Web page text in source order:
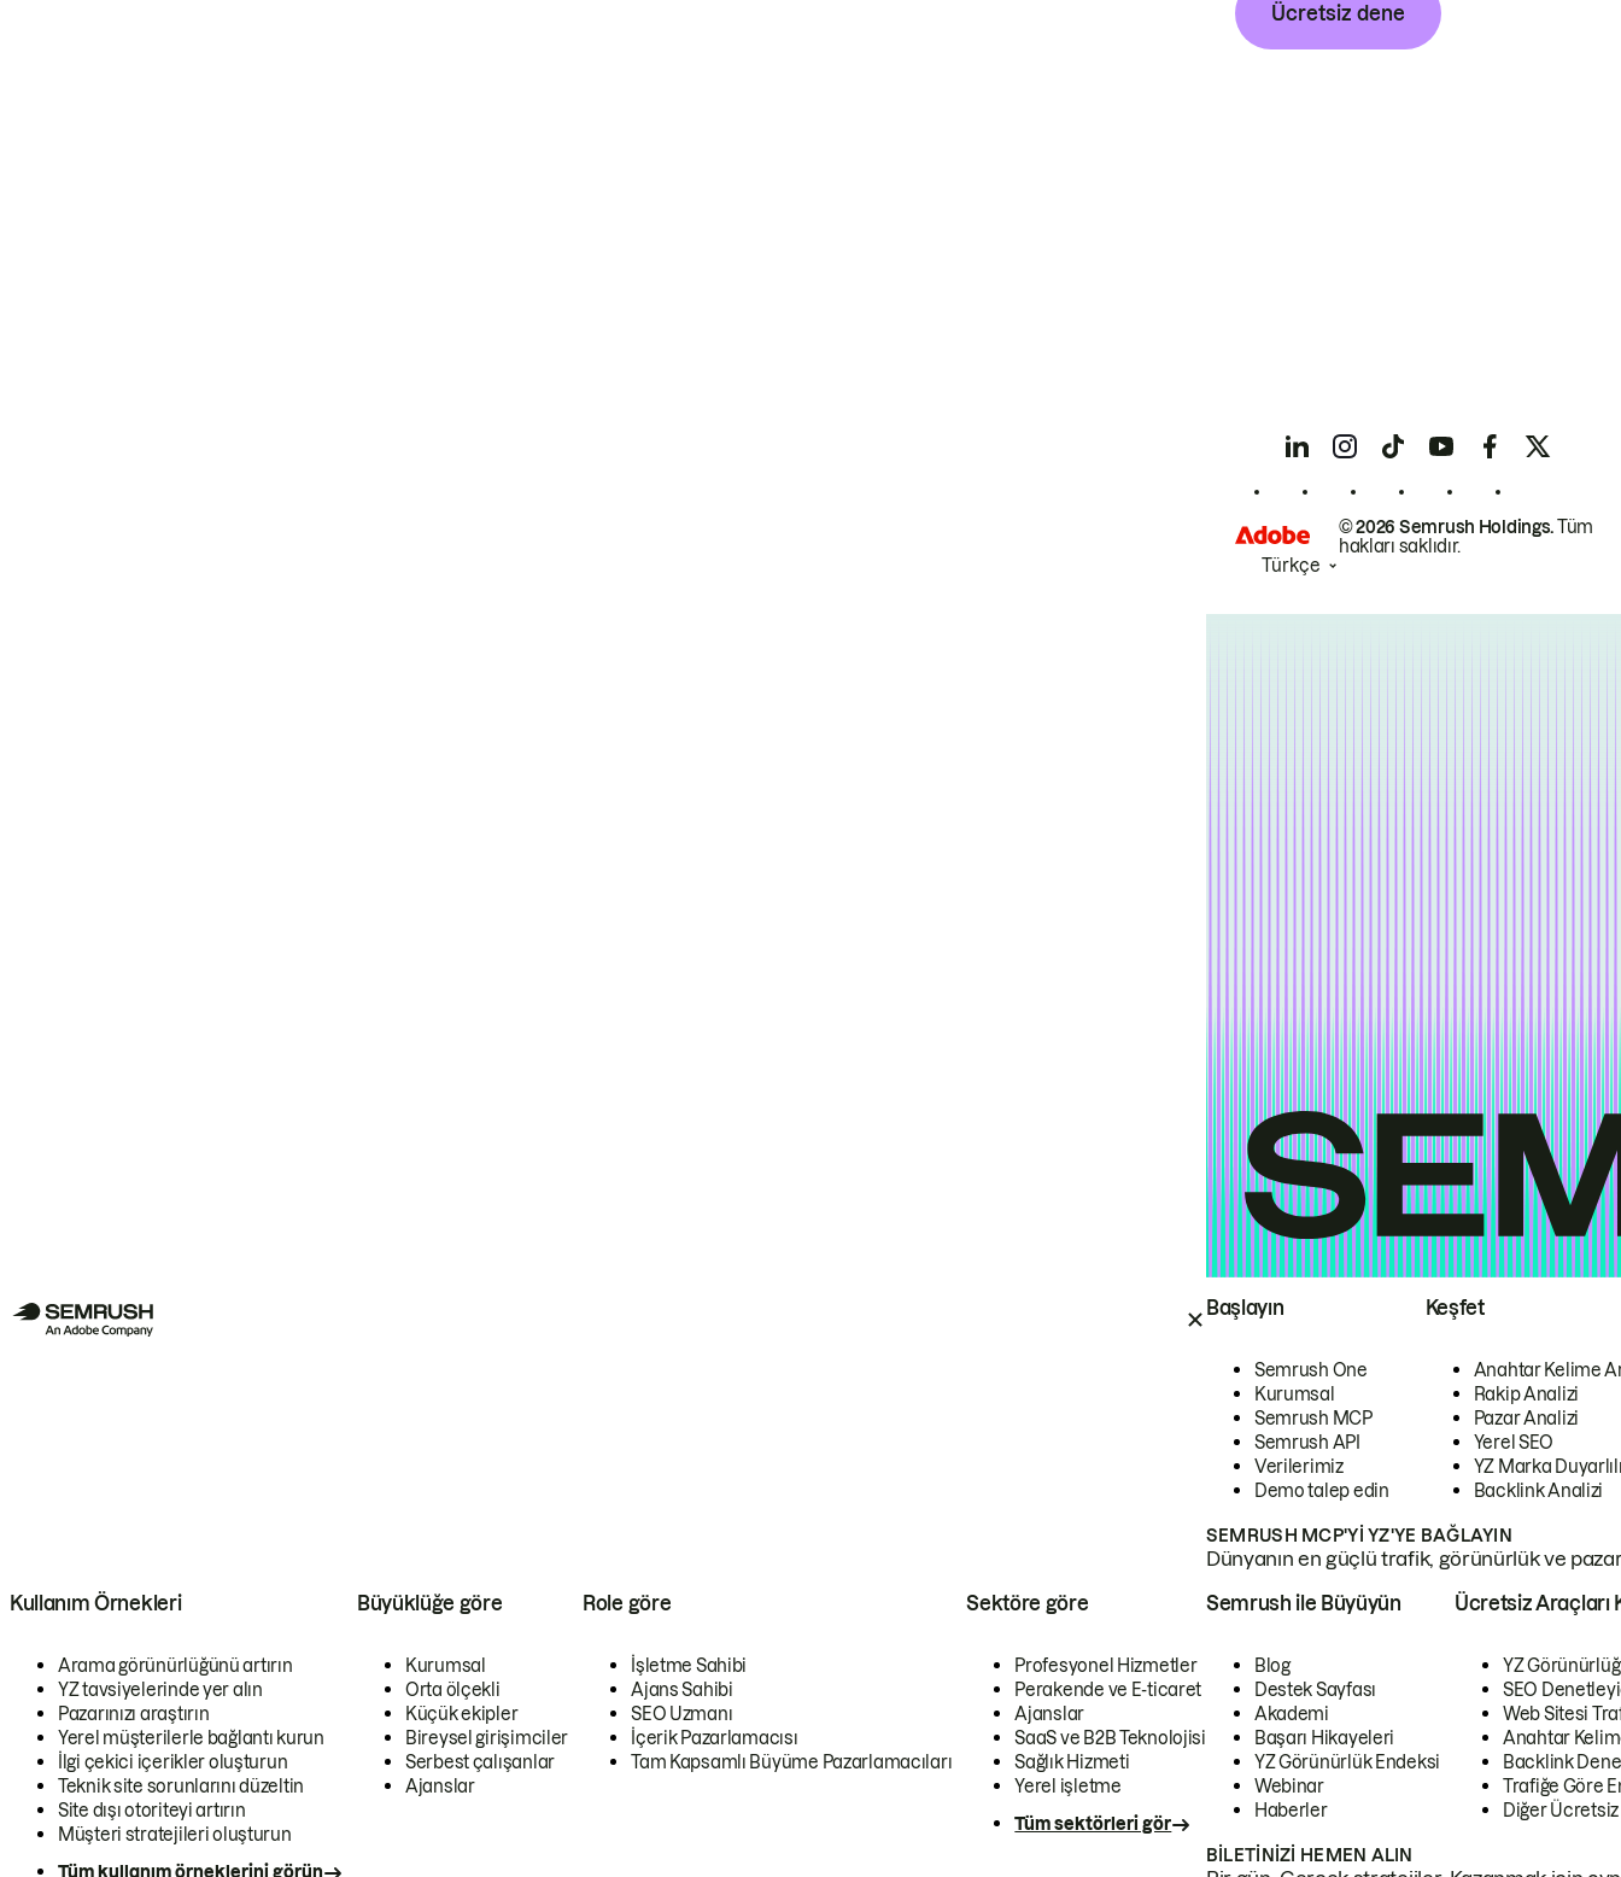
Başlayın
Semrush One
Kurumsal
Semrush MCP
Semrush API
Verilerimiz
Demo talep edin
Keşfet
Anahtar Kelime
Rakip Analizi
Pazar Analizi
Yerel SEO
YZ Marka
Backlink Analizi
SEMRUSH MCP'YI YZ'YE BAĞLAYIN
Dünyanın en güçlü trafik, görünürlük ve
Kullanım Örnekleri
Arama görünürlüğünü artırın
YZ tavsiyelerinde yer alın
Pazarınızı araştırın
Yerel müşterilerle bağlantı kurun
İlgi çekici içerikler oluşturun
Teknik site sorunlarını düzeltin
Site dışı otoriteyi artırın
Müşteri stratejileri oluşturun
Tüm kullanım örneklerini görün
Büyüklüğe göre
Kurumsal
Orta ölçekli
Küçük ekipler
Bireysel girişimciler
Serbest çalışanlar
Ajanslar
Role göre
İşletme Sahibi
Ajans Sahibi
SEO Uzmanı
İçerik Pazarlamacısı
Tam Kapsamlı Büyüme Pazarlamacıları
Sektöre göre
Profesyonel Hizmetler
Perakende ve E-ticaret
Ajanslar
SaaS ve B2B Teknolojisi
Sağlık Hizmeti
Yerel işletme
Tüm sektörleri gör
Semrush ile Büyüyün
Blog
Destek Sayfası
Akademi
Başarı Hikayeleri
YZ Görünürlük Endeksi
Webinar
Haberler
Ücretsiz Araçları
YZ
SEO
Web Sitesi
Anahtar
Backlink
Trafiğe Göre
Diğer
BILETINIZI HEMEN ALIN
Ücretsiz dene
© 2026 Semrush Holdings.Tüm
hakları saklıdır.
Türkçe